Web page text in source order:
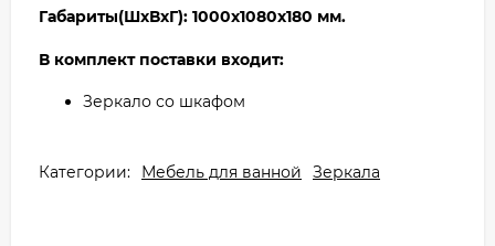
Габариты(ШxВxГ): 1000x1080x180 мм.
В комплект поставки входит:
Зеркало со шкафом
Категории: Мебель для ванной Зеркала